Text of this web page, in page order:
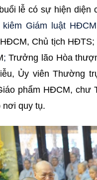
lễ có sự hiện diện
kiêm Giám luật
Chủ tịch
; Trưởng lão Hòa
Ủy viên Thường
phẩm HĐCM, chư
quy tụ.